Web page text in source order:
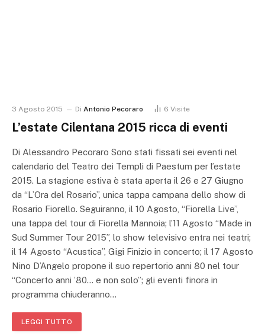
3 Agosto 2015 Di Antonio Pecoraro 6 Visite
L’estate Cilentana 2015 ricca di eventi
Di Alessandro Pecoraro Sono stati fissati sei eventi nel
calendario del Teatro dei Templi di Paestum per l’estate
2015. La stagione estiva è stata aperta il 26 e 27 Giugno
da “L’Ora del Rosario”, unica tappa campana dello show di
Rosario Fiorello. Seguiranno, il 10 Agosto, “Fiorella Live”,
una tappa del tour di Fiorella Mannoia; l’11 Agosto “Made in
Sud Summer Tour 2015”, lo show televisivo entra nei teatri;
il 14 Agosto “Acustica”, Gigi Finizio in concerto; il 17 Agosto
Nino D’Angelo propone il suo repertorio anni 80 nel tour
“Concerto anni ’80… e non solo”; gli eventi finora in
programma chiuderanno…
LEGGI TUTTO